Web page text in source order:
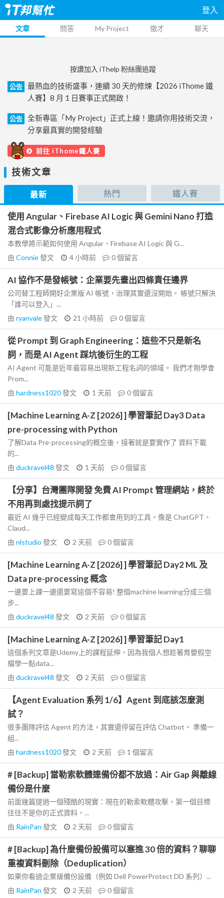
登入
文章 問答 My Project 徵才 聊天
按讚加入 iThelp 粉絲團追蹤
公告
最熱血的技術盛事，連續 30 天的修煉【2026 iThome 鐵
人賽】8 月 1 日賽事正式開啟！
公告
全新專區「My Project」正式上線！邀請你用技術交流，
分享最真實的開發經驗
前往 iThome鐵人賽
技術文章
最新 熱門 鐵人賽
使用 Angular、Firebase AI Logic 與 Gemini Nano 打造
混合式影像分析應用程式
本教學將示範如何使用 Angular、Firebase AI Logic 與 G...
由 Connie發文 4 小時前 0個留言
AI 協作不是發帳號：企業要先畫出四條責任邊界
公司替工程師開好企業版 AI 帳號，治理其實還沒開始。 帳號只解決
「誰可以登入」...
由 ryanvale發文 21 小時前 0個留言
從 Prompt 到 Graph Engineering：這些不只是新名
詞，而是 AI Agent 踩坑後衍生的工程
AI Agent 可能是近年最容易出現新工程名詞的領域。 我們才剛學會
Prom...
由 hardness1020發文 1 天前 0個留言
[Machine Learning A-Z [2026] ] 學習筆記 Day3 Data
pre-processing with Python
了解Data Pre-processing的概念後，接著就是要實作了 資料下載
的...
由 duckravel48 發文 1 天前 0個留言
【分享】台灣團隊開發 免費 AI Prompt 管理網站，終於
不用再到處找提示詞了
最近 AI 幾乎已經變成每天工作都會用到的工具。像是 ChatGPT、
Claud...
由 nlstudio 發文 2 天前 0個留言
[Machine Learning A-Z [2026] ] 學習筆記 Day2 ML 及
Data pre-processing 概念
一邊要上課一邊還要寫這個不容易! 整個machine learning分成三個
步...
由 duckravel48 發文 2 天前 0個留言
[Machine Learning A-Z [2026] ] 學習筆記 Day1
這個系列文章是Udemy上的課程延伸，因為我個人想趁著育嬰假空
檔學一點data...
由 duckravel48 發文 2 天前 0個留言
【Agent Evaluation 系列 1/6】Agent 到底該怎麼測
試？
很多團隊評估 Agent 的方法，其實還停留在評估 Chatbot。 準備一
組...
由 hardness1020發文 2 天前 1 個留言
# [Backup] 當勒索軟體連備份都不放過：Air Gap 與離線
備份是什麼
前面幾篇提過一個殘酷的現實：現在的勒索軟體攻擊，第一個目標
往往不是你的正式資料，...
由 RainPan 發文 2 天前 0個留言
# [Backup] 為什麼備份設備可以塞進 30 倍的資料？聊聊
重複資料刪除（Deduplication）
如果你看過企業級備份設備（例如 Dell PowerProtect DD 系列）...
由 RainPan 發文 2 天前 0個留言